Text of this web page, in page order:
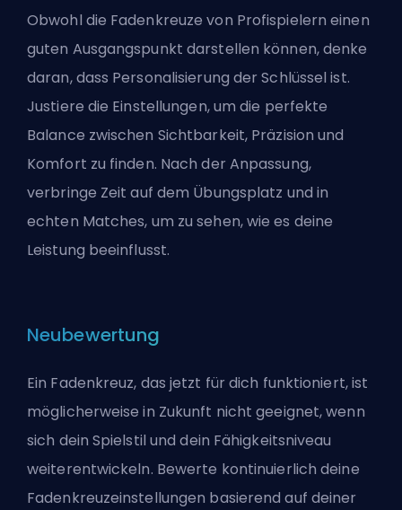
Obwohl die Fadenkreuze von Profispielern einen
guten Ausgangspunkt darstellen können, denke
daran, dass Personalisierung der Schlüssel ist.
Justiere die Einstellungen, um die perfekte
Balance zwischen Sichtbarkeit, Präzision und
Komfort zu finden. Nach der Anpassung,
verbringe Zeit auf dem Übungsplatz und in
echten Matches, um zu sehen, wie es deine
Leistung beeinflusst.
Neubewertung
Ein Fadenkreuz, das jetzt für dich funktioniert, ist
möglicherweise in Zukunft nicht geeignet, wenn
sich dein Spielstil und dein Fähigkeitsniveau
weiterentwickeln. Bewerte kontinuierlich deine
Fadenkreuzeinstellungen basierend auf deiner